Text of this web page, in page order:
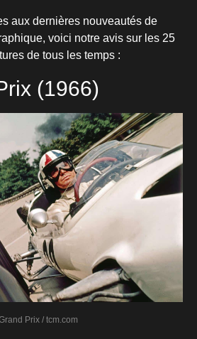
aux dernières nouveautés de
voici notre avis sur les 25
de tous les temps :
(1966)
Prix / tcm.com